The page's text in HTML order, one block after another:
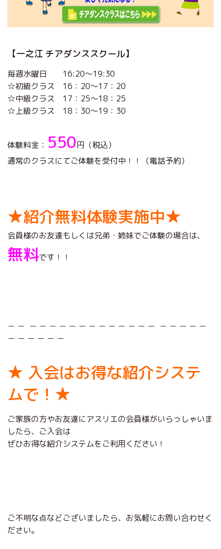
【一之江 チアダンススクール】
毎週水曜日 16:20～19:30
☆初級クラス 16：20～17：20
☆中級クラス 17：25～18：25
☆上級クラス 18：30～19：30
体験料金： 550円（税込）
通常のクラスにてご体験を受付中！！（電話予約）
★紹介無料体験実施中★
会員様のお友達もしくは兄弟・姉妹でご体験の場合は、
無料です！！
★ 入会はお得な紹介システ
ムで！★
ご家族の方やお友達にアスリエの会員様がいらっしゃいま
したら、ご入会は
ぜひお得な紹介システムをご利用ください！
ご不明な点などございましたら、お気軽にお問い合わせく
ださい。